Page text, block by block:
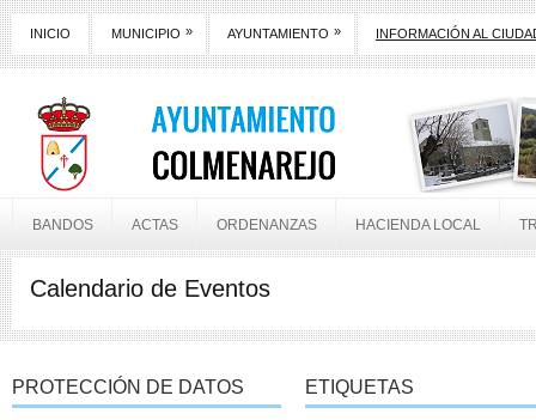
INICIO MUNICIPIO » AYUNTAMIENTO » INFORMACIÓN AL
BANDOS ACTAS ORDENANZAS HACIENDA LOCAL
Calendario de Eventos
PROTECCIÓN DE DATOS ETIQUETAS